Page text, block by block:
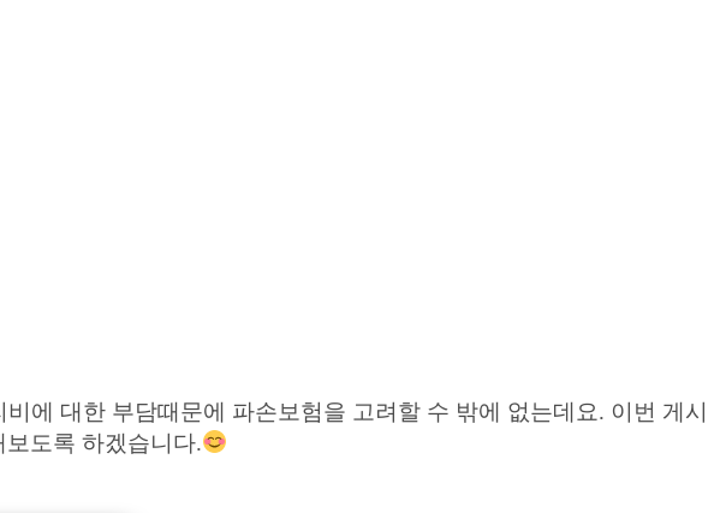
에 대한 부담때문에 파손보험을 고려할 수 밖에 없는데요. 이번 게시
도록 하겠습니다.